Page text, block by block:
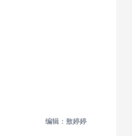
编辑：敖婷婷